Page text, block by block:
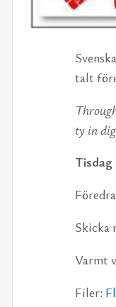
talt
ty in
Tis­dag
Skic­ka
Varmt
Fi­ler: